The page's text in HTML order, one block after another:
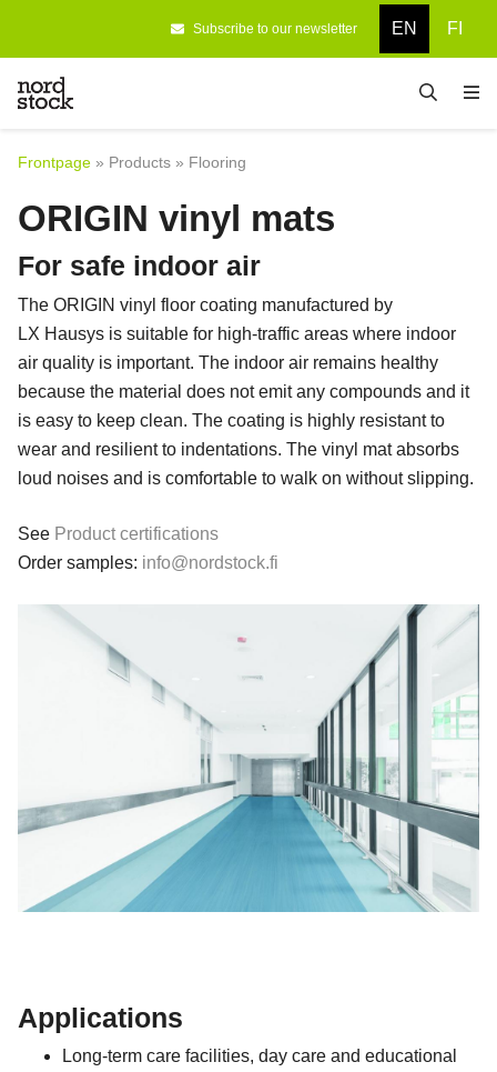
Subscribe to our newsletter EN FI
Frontpage
Products
Company
Contact information
Frontpage » Products » Flooring
ORIGIN vinyl mats
For safe indoor air
The ORIGIN vinyl floor coating manufactured by
LX Hausys is suitable for high-traffic areas where indoor
air quality is important. The indoor air remains healthy
because the material does not emit any compounds and it
is easy to keep clean. The coating is highly resistant to
wear and resilient to indentations. The vinyl mat absorbs
loud noises and is comfortable to walk on without slipping.
See Product certifications
Order samples: info@nordstock.fi
Applications
Long-term care facilities, day care and educational